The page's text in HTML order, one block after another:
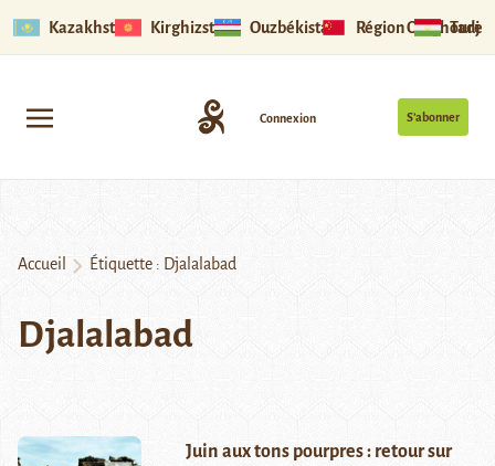
Kazakhstan Kirghizstan Ouzbékistan Région Ouïghoure
S’abonner
Connexion
Accueil Étiquette : Djalalabad
Djalalabad
Juin aux tons pourpres : retour sur